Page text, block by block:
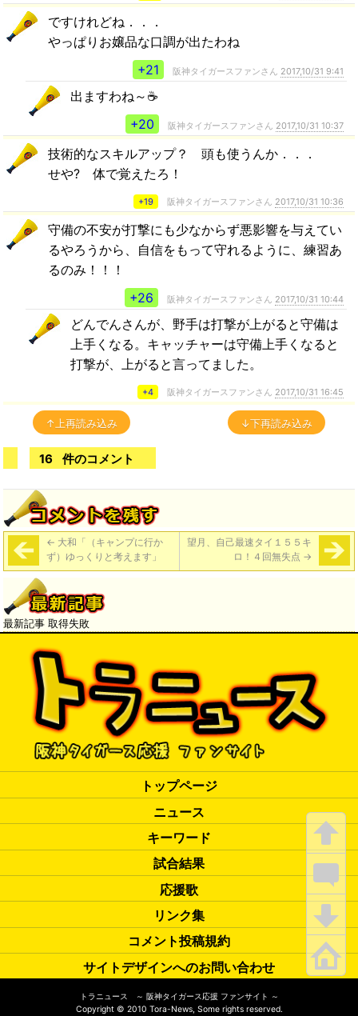
ですけれどね．．．
やっぱりお嬢品な口調が出たわね
+21
阪神タイガースファンさん 2017,10/31 9:41
出ますわね～☕
+20
阪神タイガースファンさん 2017,10/31 10:37
技術的なスキルアップ？ 頭も使うんか．．．
せや? 体で覚えたろ！
+19 阪神タイガースファンさん 2017,10/31 10:36
守備の不安が打撃にも少なからず悪影響を与えてい
るやろうから、自信をもって守れるように、練習あ
るのみ！！！
+26
阪神タイガースファンさん 2017,10/31 10:44
どんでんさんが、野手は打撃が上がると守備は
上手くなる。キャッチャーは守備上手くなると
打撃が、上がると言ってました。
+4 阪神タイガースファンさん 2017,10/31 16:45
↑上再読み込み ↓下再読み込み
16 件のコメント
← 大和「（キャンプに行か
ず）ゆっくりと考えます」
望月、自己最速タイ１５５キ
ロ！４回無失点 →
最新記事 取得失敗
トップページ
ニュース
キーワード
試合結果
応援歌
リンク集
コメント投稿規約
サイトデザインへのお問い合わせ
トラニュース ～ 阪神タイガース応援 ファンサイト ～
Copyright © 2010 Tora-News, Some rights reserved.